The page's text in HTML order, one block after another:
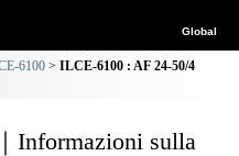
Global
6100
ILCE-6100 : AF 24-50/4
Informazioni sulla